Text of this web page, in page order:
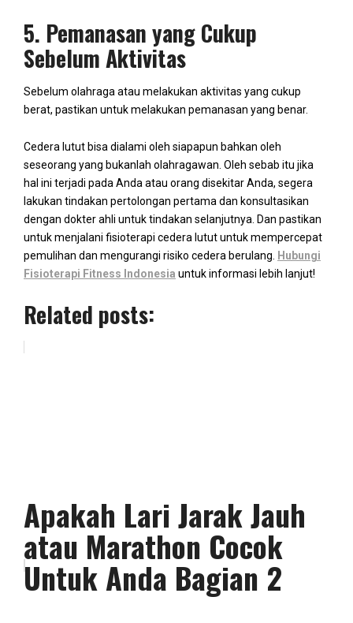
5. Pemanasan yang Cukup
Sebelum Aktivitas
Sebelum olahraga atau melakukan aktivitas yang cukup
berat, pastikan untuk melakukan pemanasan yang benar.
Cedera lutut bisa dialami oleh siapapun bahkan oleh
seseorang yang bukanlah olahragawan. Oleh sebab itu jika
hal ini terjadi pada Anda atau orang disekitar Anda, segera
lakukan tindakan pertolongan pertama dan konsultasikan
dengan dokter ahli untuk tindakan selanjutnya. Dan pastikan
untuk menjalani fisioterapi cedera lutut untuk mempercepat
pemulihan dan mengurangi risiko cedera berulang. Hubungi
Fisioterapi Fitness Indonesia untuk informasi lebih lanjut!
Related posts:
Apakah Lari Jarak Jauh
atau Marathon Cocok
Untuk Anda Bagian 2